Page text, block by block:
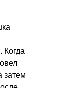
Когда
затем